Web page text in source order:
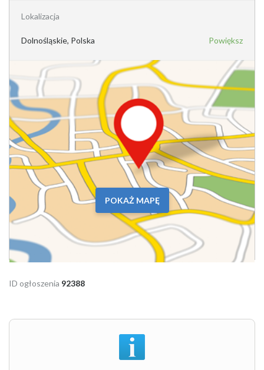
Lokalizacja
Dolnośląskie, Polska Powiększ
POKAŻ MAPĘ
ID ogłoszenia 92388